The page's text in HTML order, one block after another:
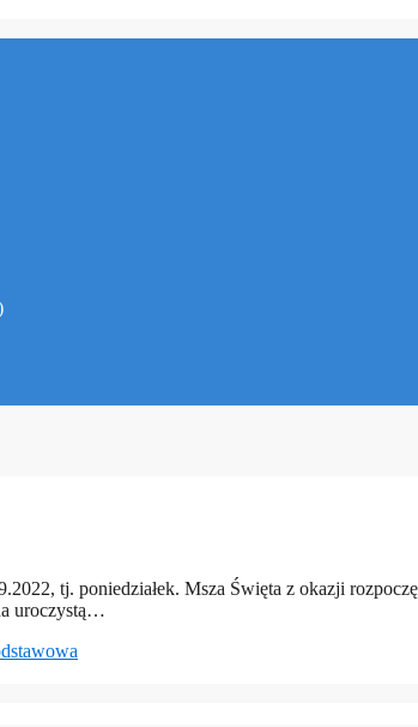
tj. poniedziałek. Msza Święta z okazji
uroczystą…